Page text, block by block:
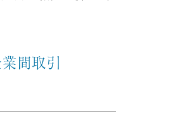
間取引